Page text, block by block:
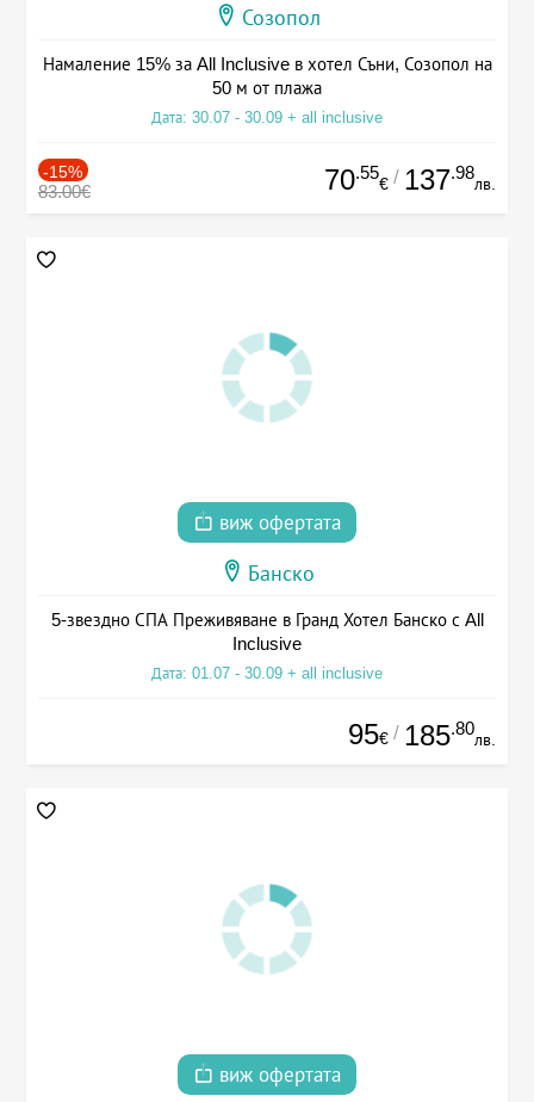
Созопол
Намаление 15% за All Inclusive в хотел Съни, Созопол на
50 м от плажа
Дата: 30.07 - 30.09 + all inclusive
-15%
83.00€ 70.55
€ / 137.98
лв.
виж офертата
Банско
5-звездно СПА Преживяване в Гранд Хотел Банско с All
Inclusive
Дата: 01.07 - 30.09 + all inclusive
95€ / 185.80
лв.
виж офертата